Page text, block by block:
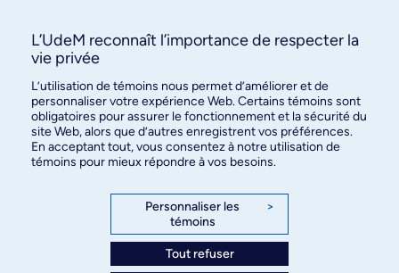
À propos / Nous joindre
des relations publiques
3744, rue Jean-Brillant, bureau 490
Montréal (Québec) H3T 1P1
L’UdeM reconnaît l’importance de respecter la
vie privée
L’utilisation de témoins nous permet d’améliorer et de
personnaliser votre expérience Web. Certains témoins sont
obligatoires pour assurer le fonctionnement et la sécurité du
site Web, alors que d’autres enregistrent vos préférences.
En acceptant tout, vous consentez à notre utilisation de
témoins pour mieux répondre à vos besoins.
Personnaliser les
témoins
>
Tout refuser